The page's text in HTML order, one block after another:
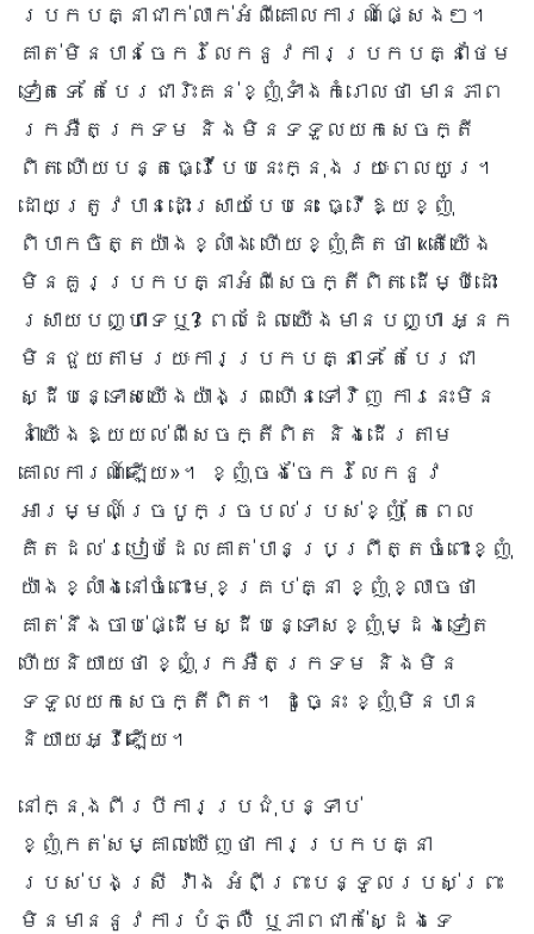
ប្រកបគ្នាជាក់លាក់អំពីគោលការណ៍ផ្សេងៗ។
គាត់មិនបានចែករំលែកនូវការប្រកបគ្នាថែម
ទៀតទេ តែបែរជារិះគន់ខ្ញុំទាំងកំរោលថា មានភាព
ក្រអឺតក្រទម និងមិនទទួលយកសេចក្តី
ពិត ហើយបន្តធ្វើបែបនេះក្នុងរយៈពេលយូរ។
ដោយត្រូវបានដោះស្រាយបែបនេះ ធ្វើឱ្យខ្ញុំ
ពិបាកចិត្តយ៉ាងខ្លាំង ហើយខ្ញុំគិតថា «តើយើង
មិនគួរប្រកបគ្នាអំពីសេចក្តីពិត ដើម្បីដោះ
ស្រាយបញ្ហាទេឬ? ពេលដែលយើងមានបញ្ហា អ្នក
មិនជួយតាមរយៈការប្រកបគ្នាទេ តែបែរជា
ស្ដីបន្ទោសយើងយ៉ាងព្រហើនទៅវិញ ការនេះមិន
នាំយើងឱ្យយល់ពីសេចក្តីពិត និងដើរតាម
គោលការណ៍ឡើយ»។ ខ្ញុំចង់ចែករំលែកនូវ
អារម្មណ៍ច្របូកច្របល់របស់ខ្ញុំ តែពេល
គិតដល់របៀបដែលគាត់បានប្រព្រឹត្តចំពោះខ្ញុំ
យ៉ាងខ្លាំងនៅចំពោះមុខគ្រប់គ្នា ខ្ញុំខ្លាចថា
គាត់នឹងចាប់ផ្ដើមស្ដីបន្ទោសខ្ញុំម្ដងទៀត
ហើយនិយាយថា ខ្ញុំក្រអឺតក្រទម និងមិន
ទទួលយកសេចក្តីពិត។ ដូច្នេះ ខ្ញុំមិនបាន
និយាយអ្វីឡើយ។
នៅក្នុងពីរបីការប្រជុំបន្ទាប់
ខ្ញុំកត់សម្គាល់ឃើញថា ការប្រកបគ្នា
របស់បងស្រី វ៉ាង អំពីព្រះបន្ទូលរបស់ព្រះ
មិនមាននូវការបំភ្លឺ ឬភាពជាក់ស្ដែងទេ